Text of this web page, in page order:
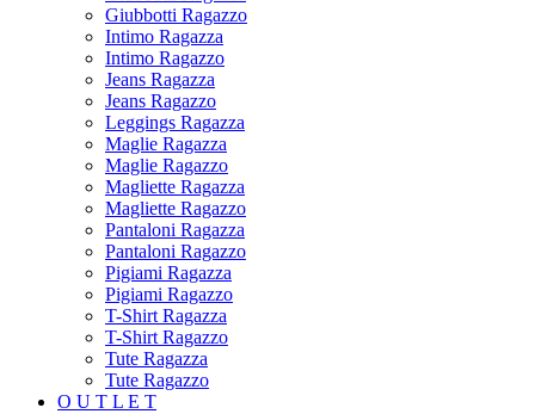
Giubbotti Ragazzo
Intimo Ragazza
Intimo Ragazzo
Jeans Ragazza
Jeans Ragazzo
Leggings Ragazza
Maglie Ragazza
Maglie Ragazzo
Magliette Ragazza
Magliette Ragazzo
Pantaloni Ragazza
Pantaloni Ragazzo
Pigiami Ragazza
Pigiami Ragazzo
T-Shirt Ragazza
T-Shirt Ragazzo
Tute Ragazza
Tute Ragazzo
O U T L E T